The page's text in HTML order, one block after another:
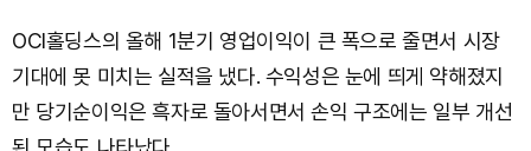
OCI홀딩스의 올해 1분기 영업이익이 큰 폭으로 줄면서 시장
기대에 못 미치는 실적을 냈다. 수익성은 눈에 띄게 약해졌지
만 당기순이익은 흑자로 돌아서면서 손익 구조에는 일부 개선